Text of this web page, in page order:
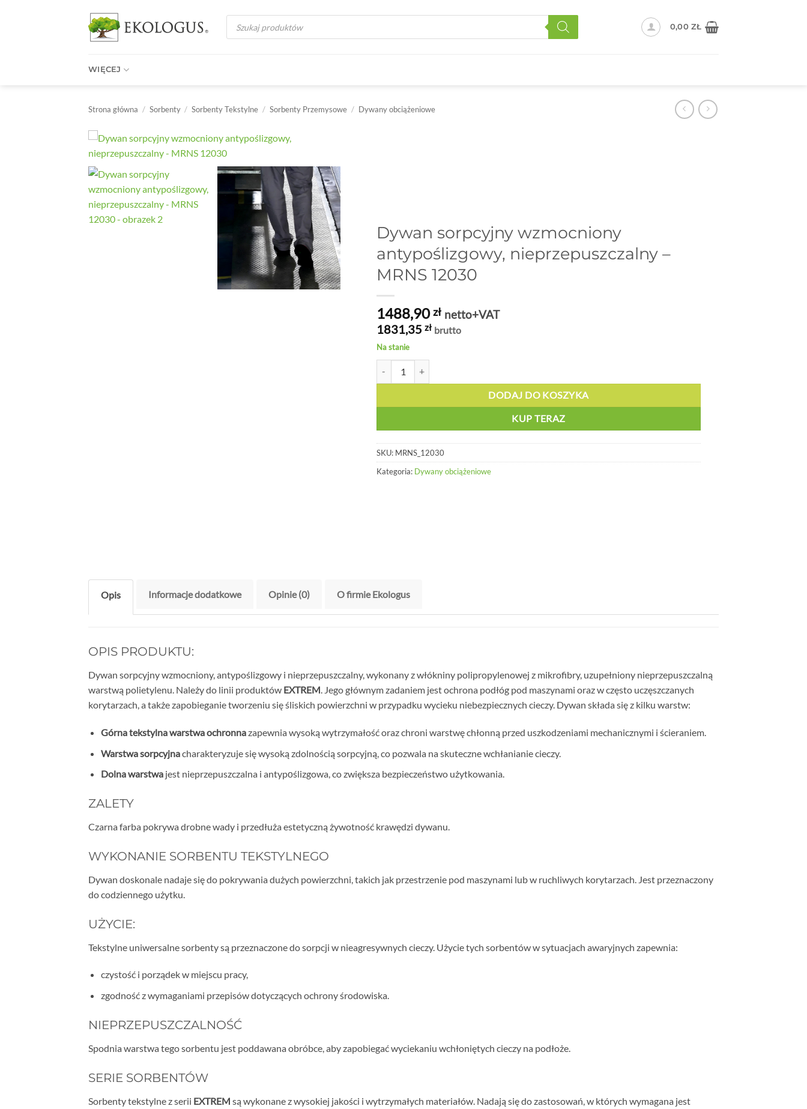
Wyszukiwarka
produktów
0,00ZŁ
WIĘCEJ
Strona główna / Sorbenty / Sorbenty Tekstylne / Sorbenty Przemysowe / Dywany obciążeniowe
Dywan sorpcyjny wzmocniony
antypoślizgowy, nieprzepuszczalny –
MRNS 12030
1488,90zł netto+VAT
1831,35 zł brutto
Na stanie
DODAJ DO KOSZYKA
KUP TERAZ
SKU: MRNS_12030
Kategoria: Dywany obciążeniowe
Opis Informacje dodatkowe Opinie (0) O firmie Ekologus
OPIS PRODUKTU:
Dywan sorpcyjny wzmocniony, antypoślizgowy i nieprzepuszczalny, wykonany z włókniny polipropylenowej z mikrofibry, uzupełniony nieprzepuszczalną
warstwą polietylenu. Należy do linii produktów EXTREM. Jego głównym zadaniem jest ochrona podłóg pod maszynami oraz w często uczęszczanych
korytarzach, a także zapobieganie tworzeniu się śliskich powierzchni w przypadku wycieku niebezpiecznych cieczy. Dywan składa się z kilku warstw:
Górna tekstylna warstwa ochronnazapewnia wysoką wytrzymałość oraz chroni warstwę chłonną przed uszkodzeniami mechanicznymi i ścieraniem.
Warstwa sorpcyjnacharakteryzuje się wysoką zdolnością sorpcyjną, co pozwala na skuteczne wchłanianie cieczy.
Dolna warstwajest nieprzepuszczalna i antypоślizgowa, co zwiększa bezpieczeństwo użytkowania.
ZALETY
Czarna farba pokrywa drobne wady i przedłuża estetyczną żywotność krawędzi dywanu.
WYKONANIE SORBENTU TEKSTYLNEGO
Dywan doskonale nadaje się do pokrywania dużych powierzchni, takich jak przestrzenie pod maszynami lub w ruchliwych korytarzach. Jest przeznaczony
do codziennego użytku.
UŻYCIE:
Tekstylne uniwersalne sorbenty są przeznaczone do sorpcji w nieagresywnych cieczy. Użycie tych sorbentów w sytuacjach awaryjnych zapewnia:
czystość i porządek w miejscu pracy,
zgodność z wymaganiami przepisów dotyczących ochrony środowiska.
NIEPRZEPUSZCZALNOŚĆ
Spodnia warstwa tego sorbentu jest poddawana obróbce, aby zapobiegać wyciekaniu wchłoniętych cieczy na podłoże.
SERIE SORBENTÓW
Sorbenty tekstylne z serii EXTREM są wykonane z wysokiej jakości i wytrzymałych materiałów. Nadają się do zastosowań, w których wymagana jest